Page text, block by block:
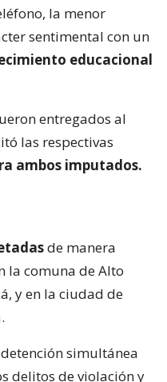
la menor
sentimental con un
educacional
entregados al
las respectivas
ambos imputados.
de manera
la comuna de Alto
y en la ciudad de
simultánea
delitos de violación y